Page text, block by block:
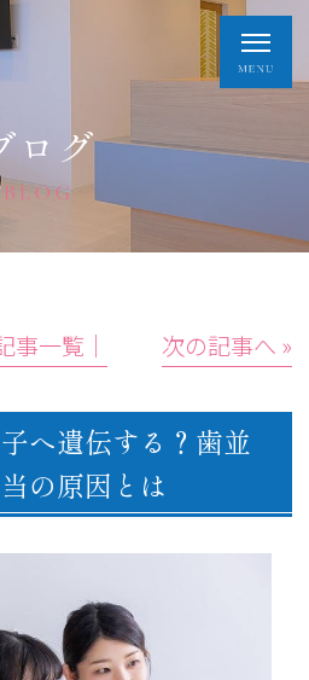
ログ
BLOG
事一覧│ 次の記事へ »
へ遺伝する？歯並
の原因とは